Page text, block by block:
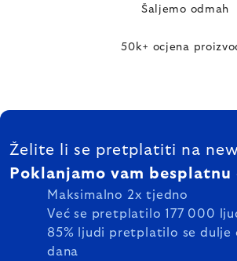
Šaljemo odmah
50k+ ocjena
FOOTER
Želite li se pretplatiti na
Poklanjamo vam besplatnu
Maksimalno 2x tjedno
Već se pretplatilo 177 000
85% ljudi pretplatilo se dulje
dana